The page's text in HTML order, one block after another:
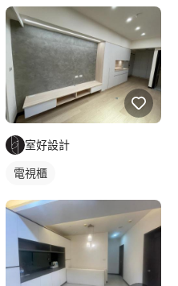
室好設計
電視櫃